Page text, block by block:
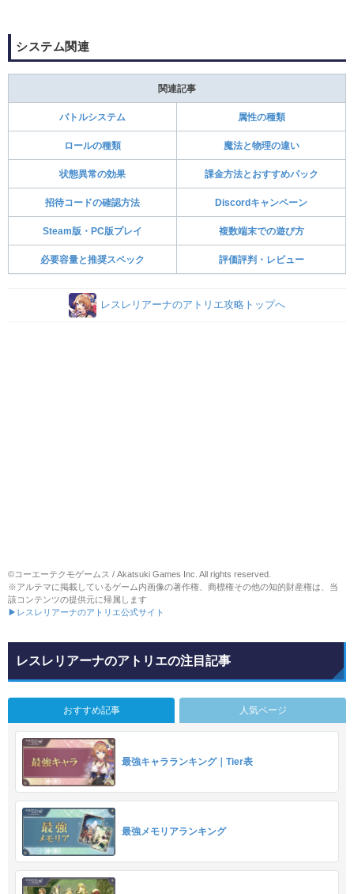
システム関連
関連記事
バトルシステム 属性の種類
ロールの種類 魔法と物理の違い
状態異常の効果 課金方法とおすすめパック
招待コードの確認方法 Discordキャンペーン
Steam版・PC版プレイ 複数端末での遊び方
必要容量と推奨スペック 評価評判・レビュー
レスレリアーナのアトリエ攻略トップへ
©コーエーテクモゲームス / Akatsuki Games Inc. All rights reserved.
※アルテマに掲載しているゲーム内画像の著作権、商標権その他の知的財産権は、当
該コンテンツの提供元に帰属します
▶レスレリアーナのアトリエ公式サイト
レスレリアーナのアトリエの注目記事
おすすめ記事 人気ページ
最強キャラランキング｜Tier表
最強メモリアランキング